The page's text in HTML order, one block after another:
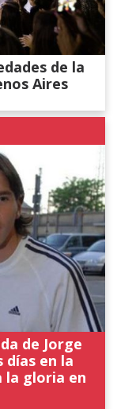
de la
Aires
de Jorge
días en la
la gloria en